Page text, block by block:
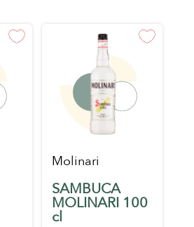
Molinari
SAMBUCA
MOLINARI 100
cl